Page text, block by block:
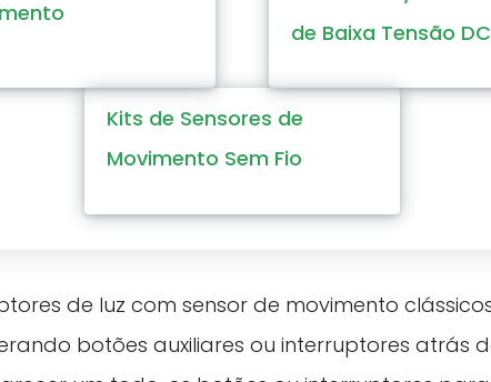
de Baixa Tensão DC
Kits de Sensores de
Movimento Sem Fio
de luz com sensor de movimento
botões auxiliares ou interruptores atrás